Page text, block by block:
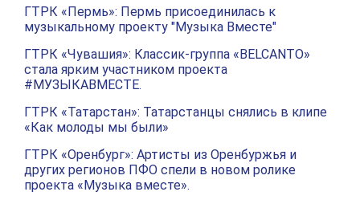
ГТРК «Пермь»: Пермь присоединилась к
музыкальному проекту "Музыка Вместе"
ГТРК «Чувашия»: Классик-группа «BELCANTO»
стала ярким участником проекта
#МУЗЫКАВМЕСТЕ.
ГТРК «Татарстан»: Татарстанцы снялись в клипе
«Как молоды мы были»
ГТРК «Оренбург»: Артисты из Оренбуржья и
других регионов ПФО спели в новом ролике
проекта «Музыка вместе».